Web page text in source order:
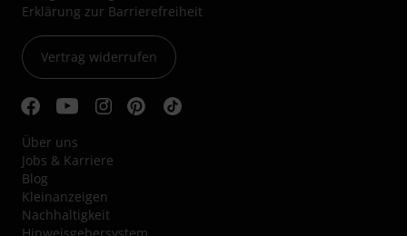
Erklärung zur Barrierefreiheit
Vertrag widerrufen
Über uns
Jobs & Karriere
Blog
Kleinanzeigen
Nachhaltigkeit